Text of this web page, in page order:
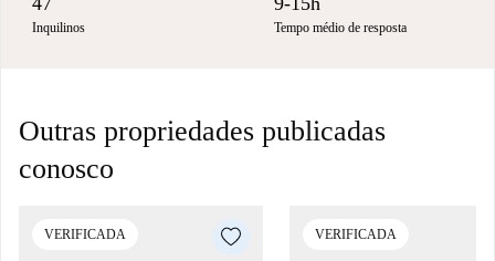
Inquilinos Tempo médio de resposta
Outras propriedades publicadas
conosco
VERIFICADA VERIFICADA